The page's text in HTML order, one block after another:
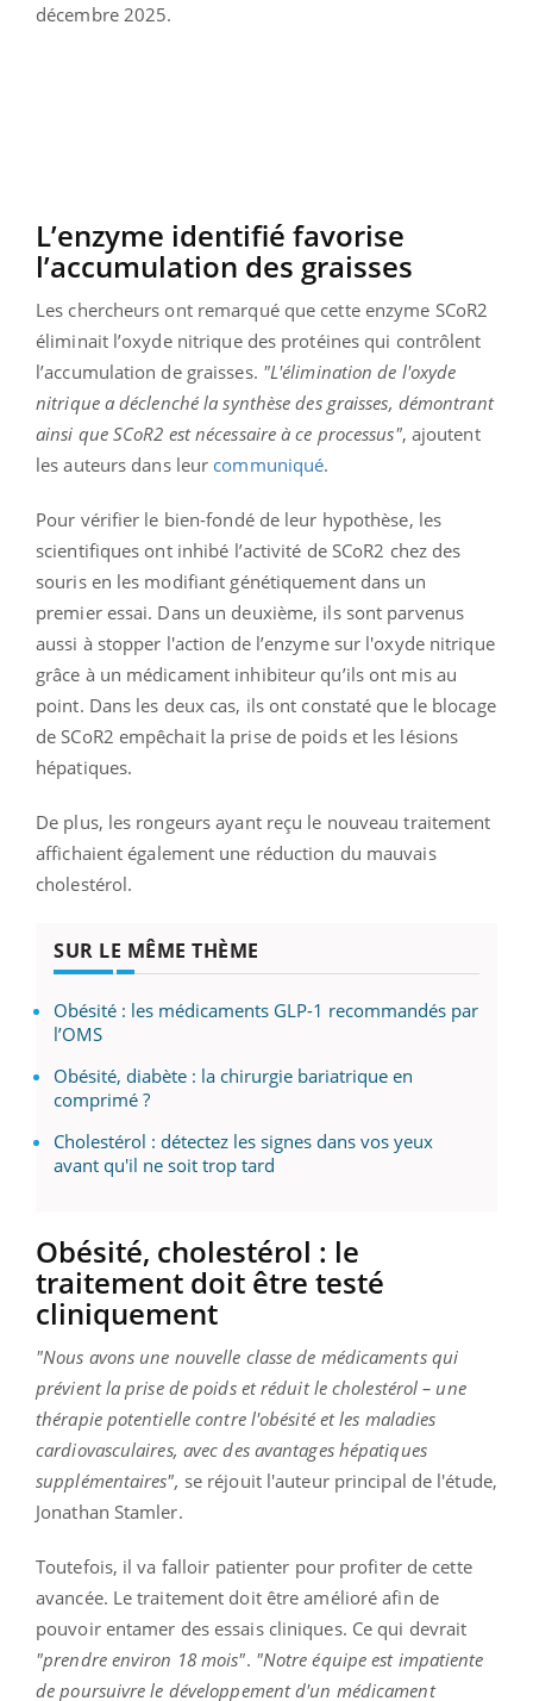
décembre 2025.
L’enzyme identifié favorise
l’accumulation des graisses
Les chercheurs ont remarqué que cette enzyme SCoR2
éliminait l’oxyde nitrique des protéines qui contrôlent
l’accumulation de graisses. "L'élimination de l'oxyde
nitrique a déclenché la synthèse des graisses, démontrant
ainsi que SCoR2 est nécessaire à ce processus", ajoutent
les auteurs dans leur communiqué.
Pour vérifier le bien-fondé de leur hypothèse, les
scientifiques ont inhibé l’activité de SCoR2 chez des
souris en les modifiant génétiquement dans un
premier essai. Dans un deuxième, ils sont parvenus
aussi à stopper l'action de l’enzyme sur l'oxyde nitrique
grâce à un médicament inhibiteur qu’ils ont mis au
point. Dans les deux cas, ils ont constaté que le blocage
de SCoR2 empêchait la prise de poids et les lésions
hépatiques.
De plus, les rongeurs ayant reçu le nouveau traitement
affichaient également une réduction du mauvais
cholestérol.
SUR LE MÊME THÈME
Obésité : les médicaments GLP-1 recommandés par
l’OMS
Obésité, diabète : la chirurgie bariatrique en
comprimé ?
Cholestérol : détectez les signes dans vos yeux
avant qu'il ne soit trop tard
Obésité, cholestérol : le
traitement doit être testé
cliniquement
"Nous avons une nouvelle classe de médicaments qui
prévient la prise de poids et réduit le cholestérol – une
thérapie potentielle contre l'obésité et les maladies
cardiovasculaires, avec des avantages hépatiques
supplémentaires", se réjouit l'auteur principal de l'étude,
Jonathan Stamler.
Toutefois, il va falloir patienter pour profiter de cette
avancée. Le traitement doit être amélioré afin de
pouvoir entamer des essais cliniques. Ce qui devrait
"prendre environ 18 mois". "Notre équipe est impatiente
de poursuivre le développement d'un médicament